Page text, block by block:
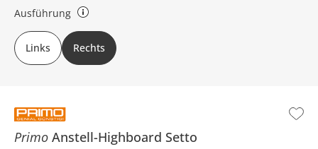
Primo Anstell-Highboard Setto
Ausführung
Gibt an, auf welcher Seite die Glastür ist.
Links Rechts